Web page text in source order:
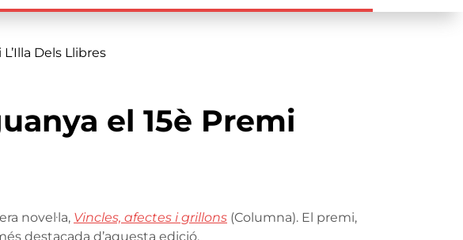
Dels Llibres
el 15è Premi
novel·la, Vincles, afectes i grillons (Columna). El premi,
destacada d’aquesta edició.